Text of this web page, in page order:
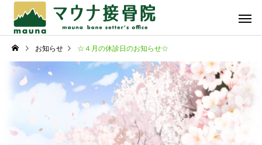
骨折・脱臼・捻挫・打
撲・挫傷
スポーツ
お知らせ ☆４月の休診日のお知らせ☆